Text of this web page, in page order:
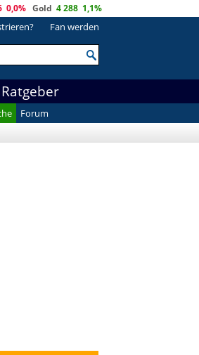
0,0% Gold 4 288 1,1%
Fan werden
Ratgeber
Forum